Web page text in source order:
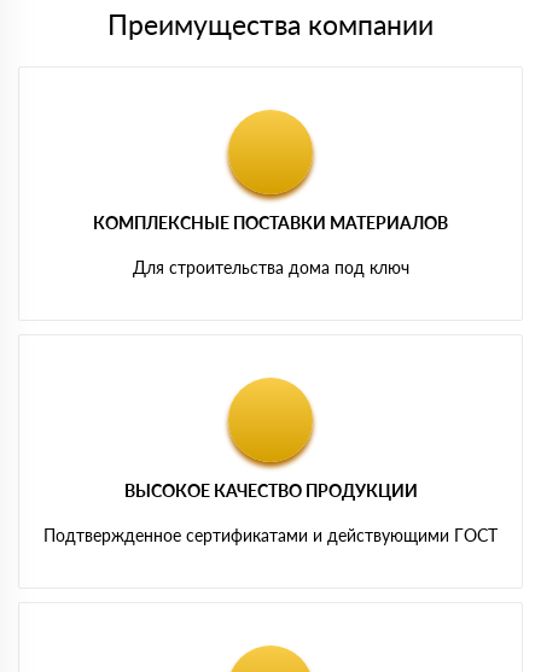
Преимущества компании
КОМПЛЕКСНЫЕ ПОСТАВКИ МАТЕРИАЛОВ
Для строительства дома под ключ
ВЫСОКОЕ КАЧЕСТВО ПРОДУКЦИИ
Подтвержденное сертификатами и действующими ГОСТ